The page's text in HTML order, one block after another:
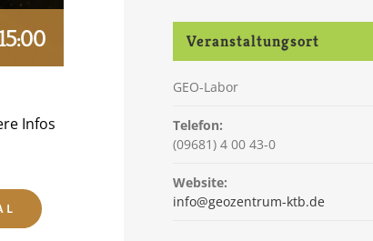
Infos
Veranstaltungsort
GEO-Labor
Telefon:
(09681) 4 00 43-0
Website:
info@geozentrum-ktb.de